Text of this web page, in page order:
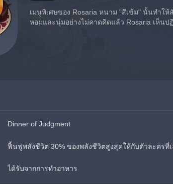
เมนูพิเศษของ Rosaria หนาม "สีเข้ม" นั้นทำใ
หอมและนุ่มอย่างไม่คาดคิดแล้ว Rosaria เห็น
Dinner of Judgment
ฟื้นฟูพลังชีวิต 30% ของพลังชีวิตสูงสุดให้กับตัวละครที่
ได้รับจากการทำอาหาร